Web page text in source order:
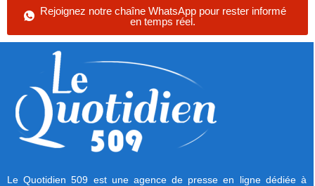
Rejoignez notre chaîne WhatsApp pour rester informé
en temps réel.
Le Quotidien 509 est une agence de presse en ligne dédiée à